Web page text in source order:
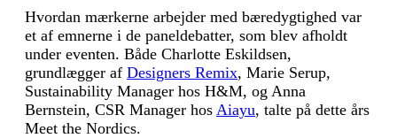
Hvordan mærkerne arbejder med bæredygtighed var
et af emnerne i de paneldebatter, som blev afholdt
under eventen. Både Charlotte Eskildsen,
grundlægger af Designers Remix, Marie Serup,
Sustainability Manager hos H&M, og Anna
Bernstein, CSR Manager hos Aiayu, talte på dette års
Meet the Nordics.